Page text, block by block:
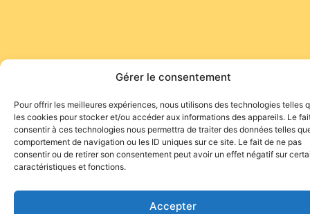
Gérer le consentement
Pour offrir les meilleures expériences, nous utilisons des technologies telles
les cookies pour stocker et/ou accéder aux informations des appareils. Le
consentir à ces technologies nous permettra de traiter des données telles
comportement de navigation ou les ID uniques sur ce site. Le fait de ne pas
consentir ou de retirer son consentement peut avoir un effet négatif sur
caractéristiques et fonctions.
Accepter